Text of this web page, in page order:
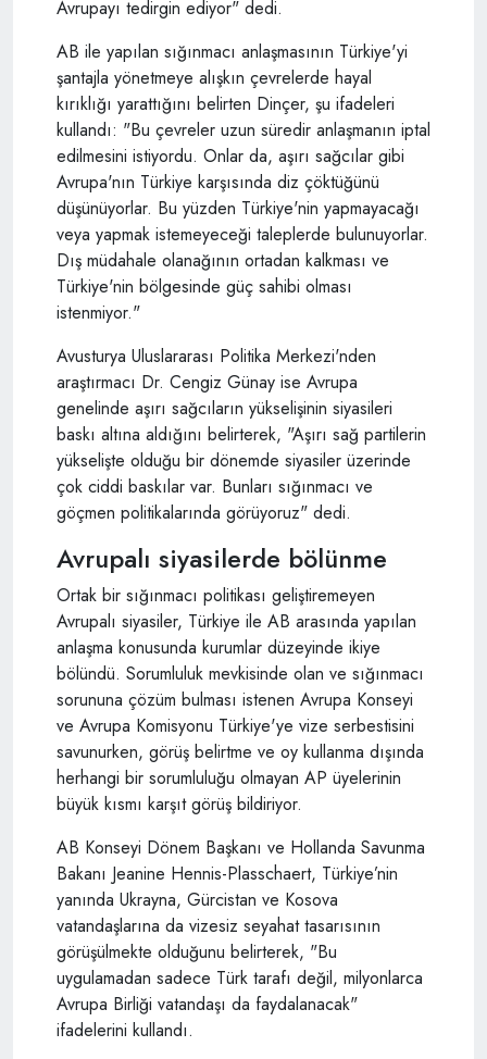
Avrupayı tedirgin ediyor" dedi.
AB ile yapılan sığınmacı anlaşmasının Türkiye'yi
şantajla yönetmeye alışkın çevrelerde hayal
kırıklığı yarattığını belirten Dinçer, şu ifadeleri
kullandı: "Bu çevreler uzun süredir anlaşmanın iptal
edilmesini istiyordu. Onlar da, aşırı sağcılar gibi
Avrupa'nın Türkiye karşısında diz çöktüğünü
düşünüyorlar. Bu yüzden Türkiye'nin yapmayacağı
veya yapmak istemeyeceği taleplerde bulunuyorlar.
Dış müdahale olanağının ortadan kalkması ve
Türkiye'nin bölgesinde güç sahibi olması
istenmiyor."
Avusturya Uluslararası Politika Merkezi'nden
araştırmacı Dr. Cengiz Günay ise Avrupa
genelinde aşırı sağcıların yükselişinin siyasileri
baskı altına aldığını belirterek, "Aşırı sağ partilerin
yükselişte olduğu bir dönemde siyasiler üzerinde
çok ciddi baskılar var. Bunları sığınmacı ve
göçmen politikalarında görüyoruz" dedi.
Avrupalı siyasilerde bölünme
Ortak bir sığınmacı politikası geliştiremeyen
Avrupalı siyasiler, Türkiye ile AB arasında yapılan
anlaşma konusunda kurumlar düzeyinde ikiye
bölündü. Sorumluluk mevkisinde olan ve sığınmacı
sorununa çözüm bulması istenen Avrupa Konseyi
ve Avrupa Komisyonu Türkiye'ye vize serbestisini
savunurken, görüş belirtme ve oy kullanma dışında
herhangi bir sorumluluğu olmayan AP üyelerinin
büyük kısmı karşıt görüş bildiriyor.
AB Konseyi Dönem Başkanı ve Hollanda Savunma
Bakanı Jeanine Hennis-Plasschaert, Türkiye’nin
yanında Ukrayna, Gürcistan ve Kosova
vatandaşlarına da vizesiz seyahat tasarısının
görüşülmekte olduğunu belirterek, "Bu
uygulamadan sadece Türk tarafı değil, milyonlarca
Avrupa Birliği vatandaşı da faydalanacak"
ifadelerini kullandı.